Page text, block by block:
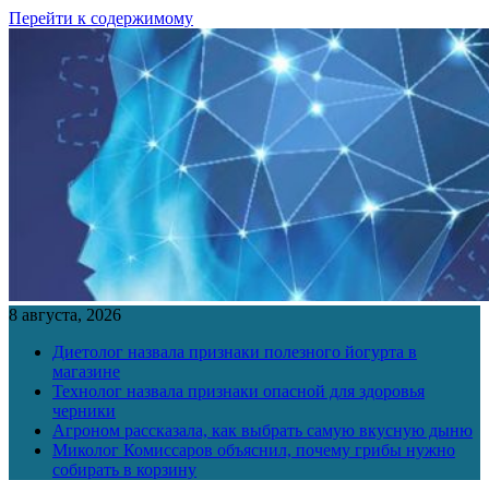
Перейти к содержимому
8 августа, 2026
Диетолог назвала признаки полезного йогурта в
магазине
Технолог назвала признаки опасной для здоровья
черники
Агроном рассказала, как выбрать самую вкусную дыню
Миколог Комиссаров объяснил, почему грибы нужно
собирать в корзину